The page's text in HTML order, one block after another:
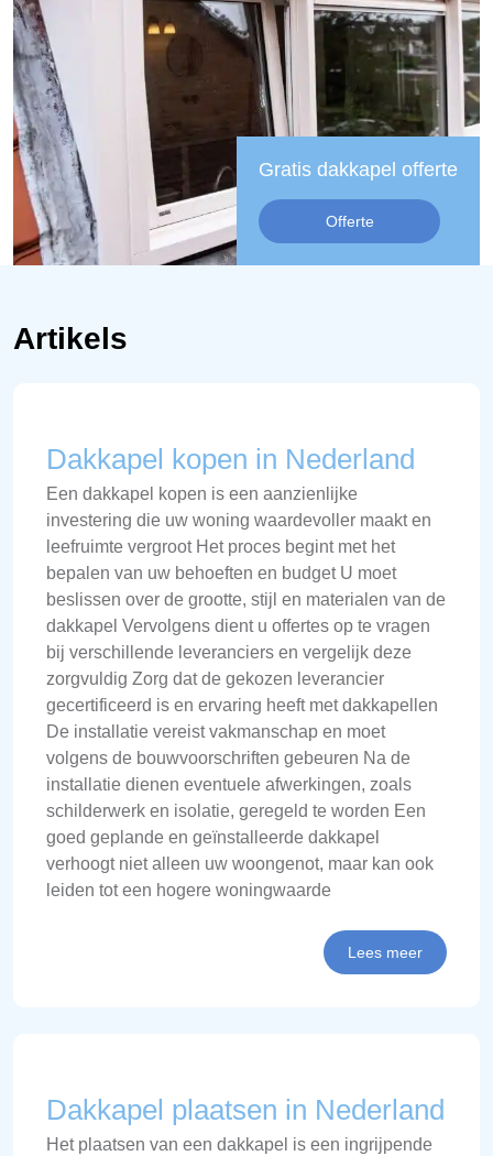
Gratis dakkapel offerte
Offerte
Artikels
Dakkapel kopen in Nederland
Een dakkapel kopen is een aanzienlijke
investering die uw woning waardevoller maakt en
leefruimte vergroot Het proces begint met het
bepalen van uw behoeften en budget U moet
beslissen over de grootte, stijl en materialen van de
dakkapel Vervolgens dient u offertes op te vragen
bij verschillende leveranciers en vergelijk deze
zorgvuldig Zorg dat de gekozen leverancier
gecertificeerd is en ervaring heeft met dakkapellen
De installatie vereist vakmanschap en moet
volgens de bouwvoorschriften gebeuren Na de
installatie dienen eventuele afwerkingen, zoals
schilderwerk en isolatie, geregeld te worden Een
goed geplande en geïnstalleerde dakkapel
verhoogt niet alleen uw woongenot, maar kan ook
leiden tot een hogere woningwaarde
Lees meer
Dakkapel plaatsen in Nederland
Het plaatsen van een dakkapel is een ingrijpende